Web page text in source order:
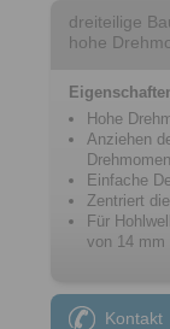
dreiteilige
hohe
Hohe
Anziehen
Einfache
Zentriert
Für
von 14 mm
Kontakt